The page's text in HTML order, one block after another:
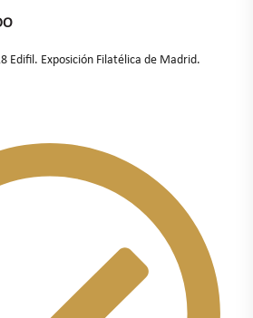
Edifil. Exposición Filatélica de Madrid.